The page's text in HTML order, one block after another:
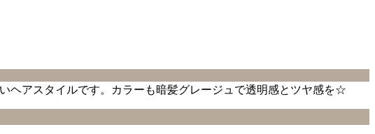
ヘアスタイルです。カラーも暗髪グレージュで透明感とツヤ感を☆